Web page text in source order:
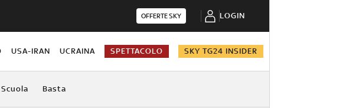
OFFERTE SKY LOGIN
USA-IRAN UCRAINA SPETTACOLO SKY TG24 INSIDER
Scuola Basta